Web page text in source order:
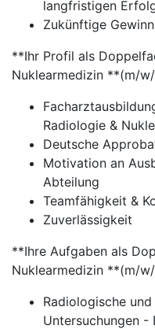
langfristigen
Zukünftige
**Ihr Profil als
Nuklearmedizin **(m/
Radiologie &
Deutsche
Motivation an
Abteilung
Teamfähigkeit &
Zuverlässigkeit
**Ihre Aufgaben als
Nuklearmedizin **(m/
Radiologische
Untersuchungen -